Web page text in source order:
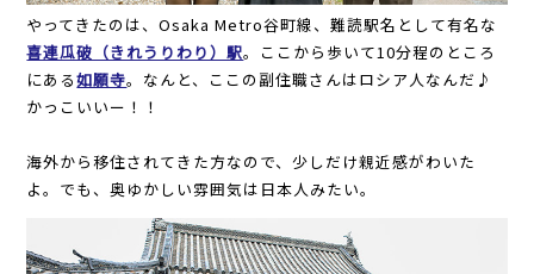
やってきたのは、Osaka Metro谷町線、難読駅名として有名な
喜連瓜破（きれうりわり）駅。ここから歩いて10分程のところ
にある如願寺。なんと、ここの副住職さんはロシア人なんだ♪
かっこいいー！！
海外から移住されてきた方なので、少しだけ親近感がわいた
よ。でも、奥ゆかしい雰囲気は日本人みたい。